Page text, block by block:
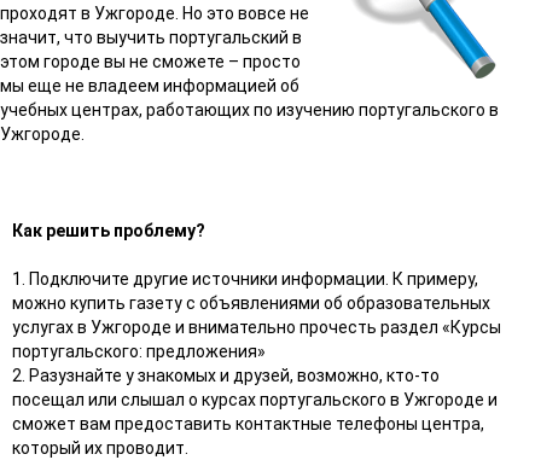
проходят в Ужгороде. Но это вовсе не
значит, что выучить португальский в
этом городе вы не сможете – просто
мы еще не владеем информацией об
учебных центрах, работающих по изучению португальского в
Ужгороде.
Как решить проблему?
1. Подключите другие источники информации. К примеру,
можно купить газету с объявлениями об образовательных
услугах в Ужгороде и внимательно прочесть раздел «Курсы
португальского: предложения»
2. Разузнайте у знакомых и друзей, возможно, кто-то
посещал или слышал о курсах португальского в Ужгороде и
сможет вам предоставить контактные телефоны центра,
который их проводит.